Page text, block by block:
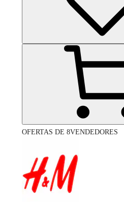
OFERTAS DE 8VENDEDORES